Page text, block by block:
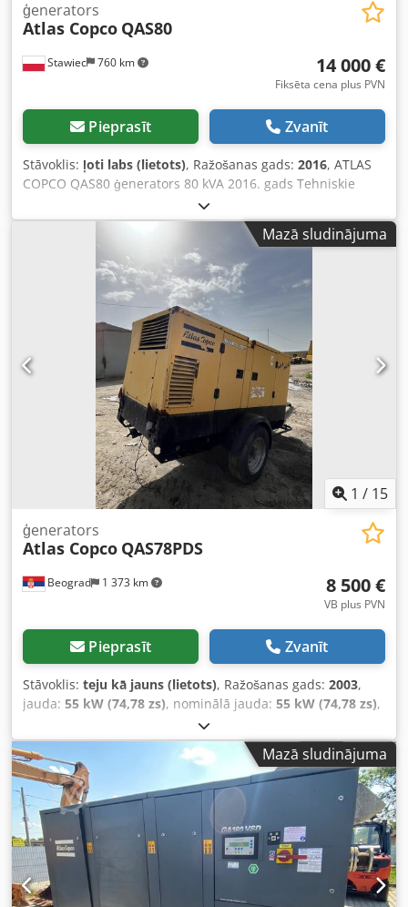
Stawiec 760 km
ģenerators
Atlas Copco QAS80
14 000 €
Fiksēta cena plus PVN
Pieprasīt Zvanīt
Stāvoklis: ļoti labs (lietots), Ražošanas gads: 2016, ATLAS
COPCO QAS80 ģenerators 80 kVA 2016. gads Tehniskie
dati: Jauda: 80 kVA (64 kW) Ražošanas gads: 2016 PERKINS
dzinējs Darba stundu skaits: 2950 Ģenerators pilnībā
darboties spējīgs Cena bez PVN: 59 500 PLN Cena ar PVN:
73 185 PLN Chedpfx Aszcn Dzep Esa
Mazā sludinājuma
1 / 15
Beograd 1 373 km
ģenerators
Atlas Copco QAS78PDS
8 500 €
VB plus PVN
Pieprasīt Zvanīt
Stāvoklis: teju kā jauns (lietots), Ražošanas gads: 2003,
jauda: 55 kW (74,78 zs), nominālā jauda: 55 kW (74,78 zs),
izcils stāvoklis Chsdpfoy Rqmisx Ap Esa
Mazā sludinājuma